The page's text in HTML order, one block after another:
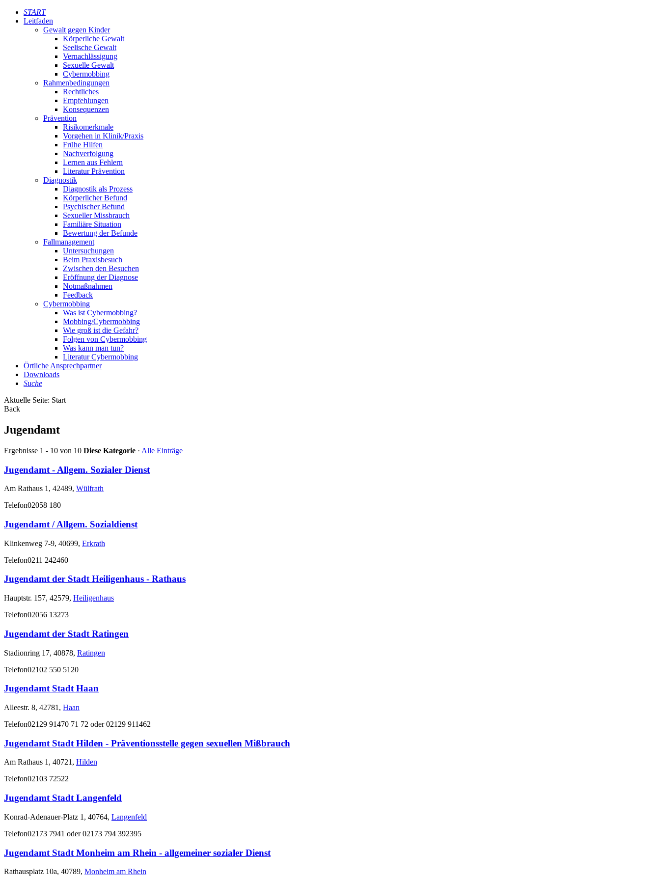
START
Leitfaden
Gewalt gegen Kinder
Körperliche Gewalt
Seelische Gewalt
Vernachlässigung
Sexuelle Gewalt
Cybermobbing
Rahmenbedingungen
Rechtliches
Empfehlungen
Konsequenzen
Prävention
Risikomerkmale
Vorgehen in Klinik/Praxis
Frühe Hilfen
Nachverfolgung
Lernen aus Fehlern
Literatur Prävention
Diagnostik
Diagnostik als Prozess
Körperlicher Befund
Psychischer Befund
Sexueller Missbrauch
Familiäre Situation
Bewertung der Befunde
Fallmanagement
Untersuchungen
Beim Praxisbesuch
Zwischen den Besuchen
Eröffnung der Diagnose
Notmaßnahmen
Feedback
Cybermobbing
Was ist Cybermobbing?
Mobbing/Cybermobbing
Wie groß ist die Gefahr?
Folgen von Cybermobbing
Was kann man tun?
Literatur Cybermobbing
Örtliche Ansprechpartner
Downloads
Suche
Aktuelle Seite: Start
Back
Jugendamt
Ergebnisse 1 - 10 von 10 Diese Kategorie · Alle Einträge
Jugendamt - Allgem. Sozialer Dienst
Am Rathaus 1, 42489, Wülfrath
Telefon02058 180
Jugendamt / Allgem. Sozialdienst
Klinkenweg 7-9, 40699, Erkrath
Telefon0211 242460
Jugendamt der Stadt Heiligenhaus - Rathaus
Hauptstr. 157, 42579, Heiligenhaus
Telefon02056 13273
Jugendamt der Stadt Ratingen
Stadionring 17, 40878, Ratingen
Telefon02102 550 5120
Jugendamt Stadt Haan
Alleestr. 8, 42781, Haan
Telefon02129 91470 71 72 oder 02129 911462
Jugendamt Stadt Hilden - Präventionsstelle gegen sexuellen Mißbrauch
Am Rathaus 1, 40721, Hilden
Telefon02103 72522
Jugendamt Stadt Langenfeld
Konrad-Adenauer-Platz 1, 40764, Langenfeld
Telefon02173 7941 oder 02173 794 392395
Jugendamt Stadt Monheim am Rhein - allgemeiner sozialer Dienst
Rathausplatz 10a, 40789, Monheim am Rhein